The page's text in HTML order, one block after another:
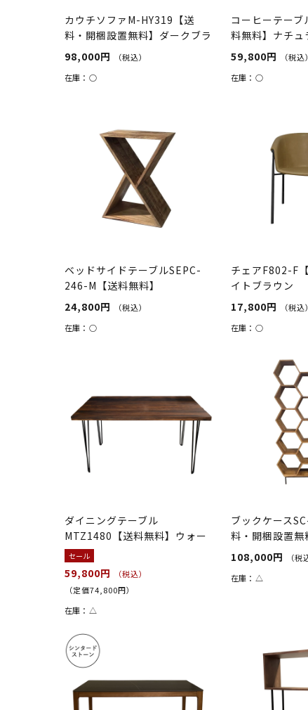
カウチソファM-HY319【送
料・開梱設置無料】ダークブラ
ウン/...
98,000円
（税込）
在庫： ○
コーヒーテー
料無料】ナチュ
59,800円
（税込）
在庫：○
ベッドサイドテーブルSEPC-
246-M【送料無料】
24,800円
（税込）
在庫： ○
チェアF802-F
イトブラウン
17,800円
（税込）
在庫：○
ダイニングテーブル
MTZ1480【送料無料】ウォー
ルナット
セール
59,800円
（税込）
（定価74,800円）
在庫： △
ブックケース
料・開梱設置無
108,000円
（税
在庫： △